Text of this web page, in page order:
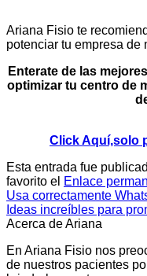
Ariana Fisio te
potenciar tu empresa de
Enterate de las
optimizar tu centro de
Click Aquí,solo
Esta entrada fue
favorito el Enlace
Usa correctamente
Ideas increíbles para
Acerca de Ariana
En Ariana Fisio nos
de nuestros pacientes